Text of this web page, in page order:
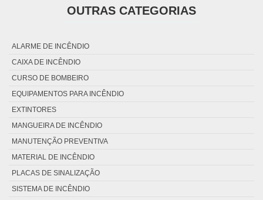
CURSO TÉCNICO DE PREVENÇÃO E COMBATE A INCÊNDIO
PREÇO DO CURSO DE COMBATE A INCÊNDIO
OUTRAS CATEGORIAS
ALARME DE INCÊNDIO
CAIXA DE INCÊNDIO
CURSO DE BOMBEIRO
EQUIPAMENTOS PARA INCÊNDIO
EXTINTORES
MANGUEIRA DE INCÊNDIO
MANUTENÇÃO PREVENTIVA
MATERIAL DE INCÊNDIO
PLACAS DE SINALIZAÇÃO
SISTEMA DE INCÊNDIO